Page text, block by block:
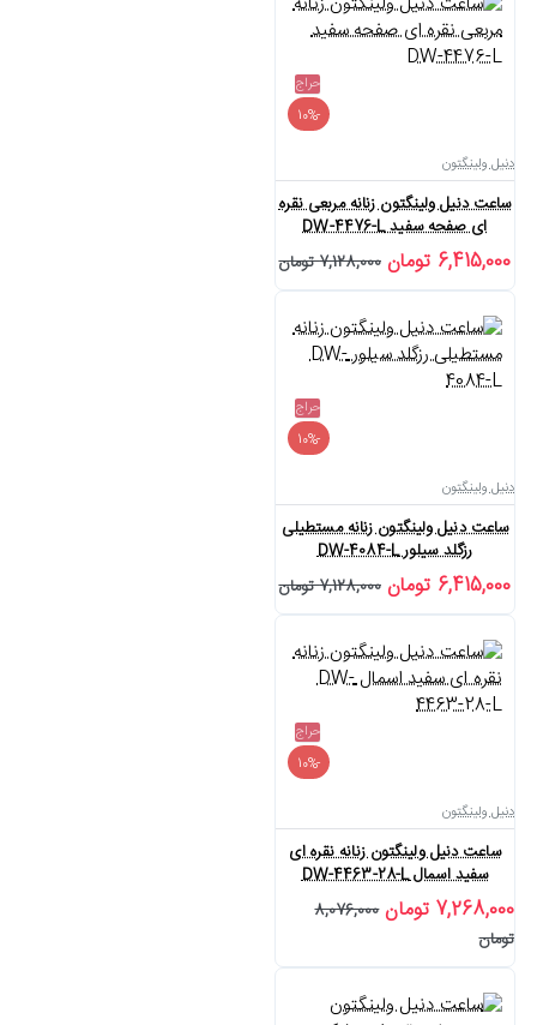
حراج
-10%
دنیل ولینگتون
ساعت دنیل ولینگتون زنانه مربعی نقره
ای صفحه سفید DW-4476-L
6,415,000 تومان 7,128,000 تومان
حراج
-10%
دنیل ولینگتون
ساعت دنیل ولینگتون زنانه مستطیلی
رزگلد سیلور DW-4084-L
6,415,000 تومان 7,128,000 تومان
حراج
-10%
دنیل ولینگتون
ساعت دنیل ولینگتون زنانه نقره ای
سفید اسمال DW-4463-28-L
7,268,000 تومان
8,076,000
تومان